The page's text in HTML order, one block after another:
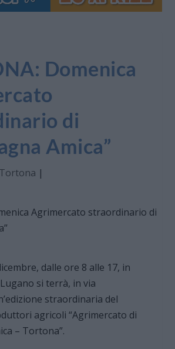
Domenica
di
Amica”
Tortona |
dalle ore 8 alle 17, in
si terrà, in via
straordinaria del
agricoli “Agrimercato di
– Tortona”.